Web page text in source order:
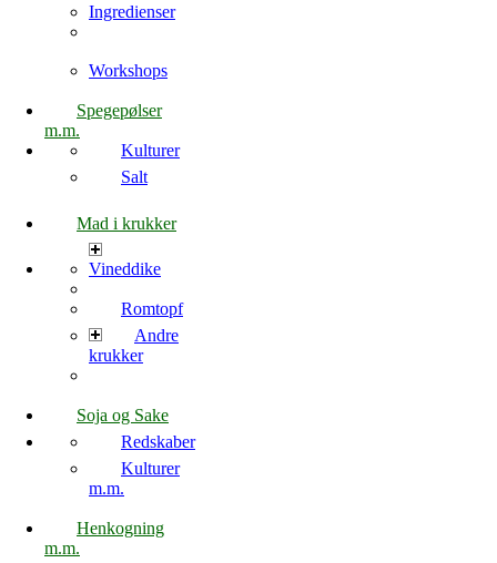
Ingredienser
Workshops
Spegepølser
m.m.
Kulturer
Salt
Mad i krukker
Vineddike
Romtopf
Andre
krukker
Soja og Sake
Redskaber
Kulturer
m.m.
Henkogning
m.m.